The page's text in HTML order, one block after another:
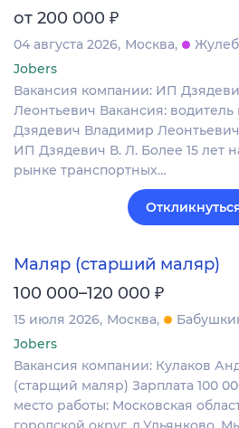
от 200 000 ₽
04 августа 2026 Москва
Jobers
Вакансия компании: ИП
Леонтьевич Вакансия:
Дзядевич Владимир
ИП Дзядевич В. Л. Более 15 лет
рынке транспортных…
Маляр (старший маляр)
100 000–120 000 ₽
15 июля 2026 Москва
Jobers
Вакансия компании: Кулаков
(старщий маляр) Зарплата 100
место работы: Московская